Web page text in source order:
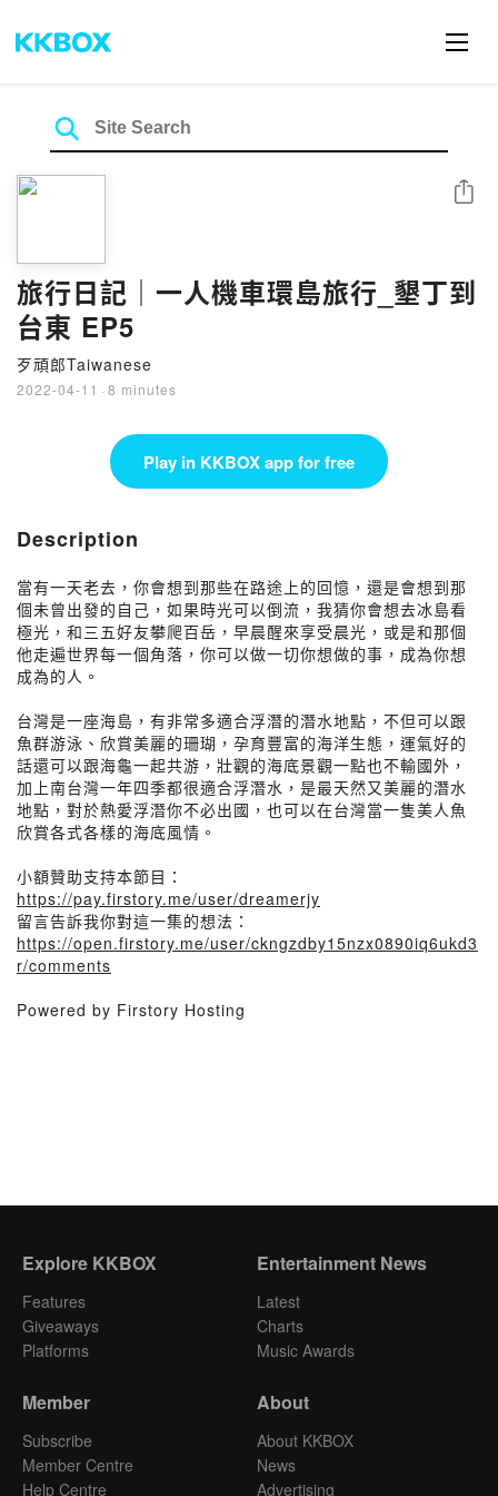
旅行日記｜一人機車環島旅行_墾丁到
台東 EP5
歹頑郎Taiwanese
2022-04-11 · 8 minutes
Share
Play in KKBOX app for free
Description
當有一天老去，你會想到那些在路途上的回憶，還是會想到那
個未曾出發的自己，如果時光可以倒流，我猜你會想去冰島看
極光，和三五好友攀爬百岳，早晨醒來享受晨光，或是和那個
他走遍世界每一個角落，你可以做一切你想做的事，成為你想
成為的人。
台灣是一座海島，有非常多適合浮潛的潛水地點，不但可以跟
魚群游泳、欣賞美麗的珊瑚，孕育豐富的海洋生態，運氣好的
話還可以跟海龜一起共游，壯觀的海底景觀一點也不輸國外，
加上南台灣一年四季都很適合浮潛水，是最天然又美麗的潛水
地點，對於熱愛浮潛你不必出國，也可以在台灣當一隻美人魚
欣賞各式各樣的海底風情。
小額贊助支持本節目：
https://pay.firstory.me/user/dreamerjy
留言告訴我你對這一集的想法：
https://open.firstory.me/user/ckngzdby15nzx0890iq6ukd3
r/comments
Powered by Firstory Hosting
Explore KKBOX
Features
Giveaways
Platforms
Entertainment News
Latest
Charts
Music Awards
Member
Subscribe
Member Centre
Help Centre
About
About KKBOX
News
Advertising